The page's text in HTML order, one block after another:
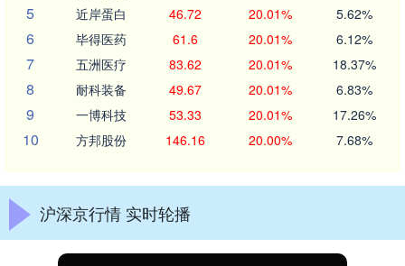
5 近岸蛋白 46.72 20.01% 5.62%
6 毕得医药 61.6 20.01% 6.12%
7 五洲医疗 83.62 20.01% 18.37%
8 耐科装备 49.67 20.01% 6.83%
9 一博科技 53.33 20.01% 17.26%
10 方邦股份 146.16 20.00% 7.68%
沪深京行情 实时轮播